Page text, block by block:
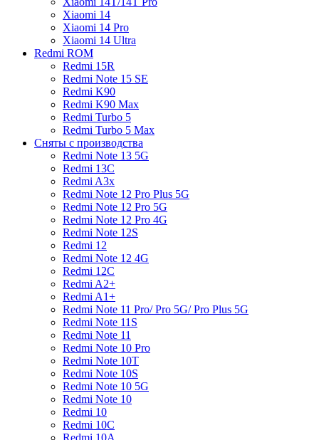
Xiaomi 14
Xiaomi 14 Pro
Xiaomi 14 Ultra
Redmi ROM
Redmi 15R
Redmi Note 15 SE
Redmi K90
Redmi K90 Max
Redmi Turbo 5
Redmi Turbo 5 Max
Сняты с производства
Redmi Note 13 5G
Redmi 13C
Redmi A3x
Redmi Note 12 Pro Plus 5G
Redmi Note 12 Pro 5G
Redmi Note 12 Pro 4G
Redmi Note 12S
Redmi 12
Redmi Note 12 4G
Redmi 12C
Redmi A2+
Redmi A1+
Redmi Note 11 Pro/ Pro 5G/ Pro Plus 5G
Redmi Note 11S
Redmi Note 11
Redmi Note 10 Pro
Redmi Note 10T
Redmi Note 10S
Redmi Note 10 5G
Redmi Note 10
Redmi 10
Redmi 10C
Redmi 10A